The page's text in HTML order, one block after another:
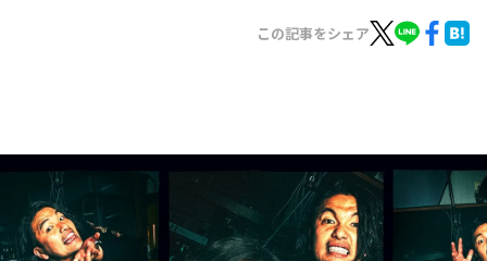
イベント・グッズ
YouTube
会社情報
この記事をシェア